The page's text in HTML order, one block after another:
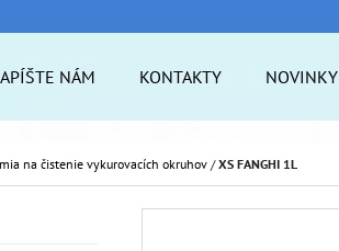
NÁM KONTAKTY NOVINKY
na čistenie vykurovacích okruhov/ XS FANGHI 1L